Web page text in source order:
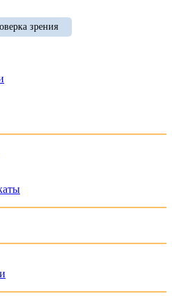
зрения